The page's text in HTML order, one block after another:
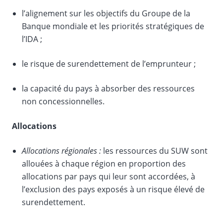
l’alignement sur les objectifs du Groupe de la
Banque mondiale et les priorités stratégiques de
l’IDA ;
le risque de surendettement de l’emprunteur ;
la capacité du pays à absorber des ressources
non concessionnelles.
Allocations
Allocations régionales : les ressources du SUW sont
allouées à chaque région en proportion des
allocations par pays qui leur sont accordées, à
l’exclusion des pays exposés à un risque élevé de
surendettement.